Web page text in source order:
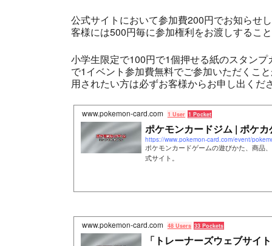
公式サイトにおいて参加費200円でお知らせ
客様には500円毎に参加権利をお渡しするこ
小学生限定で100円で1個押せる紙のスタン
で1イベント参加費無料でご参加いただくこ
用されたい方は必ずお客様からお申し出くだ
www.pokemon-card.com 1 User 1 Pocket
ポケモンカードジム | ポケカ
https://www.pokemon-card.com/event/
ポケモンカードゲームの遊びかた、商品
式サイト。
www.pokemon-card.com 48 Users 33 Pockets
「トレーナーズウェブサイ